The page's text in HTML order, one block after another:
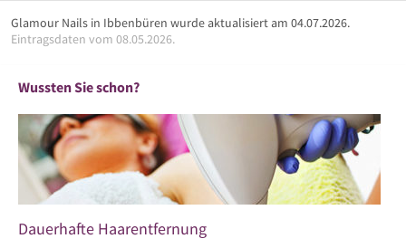
Glamour Nails in Ibbenbüren wurde aktualisiert am 04.07.2026.
Eintragsdaten vom 08.05.2026.
Wussten Sie schon?
Dauerhafte Haarentfernung